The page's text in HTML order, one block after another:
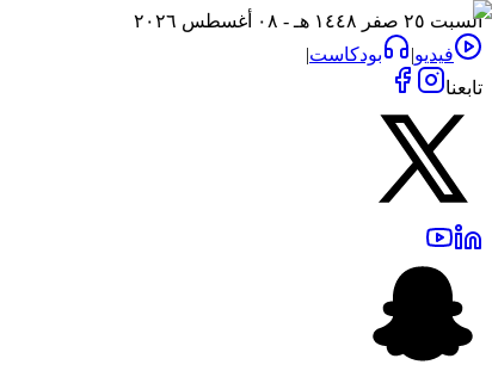
السبت ٢٥ صفر ١٤٤٨ هـ - ٠٨ أغسطس ٢٠٢٦
فيديو| بودكاست|
تابعنا